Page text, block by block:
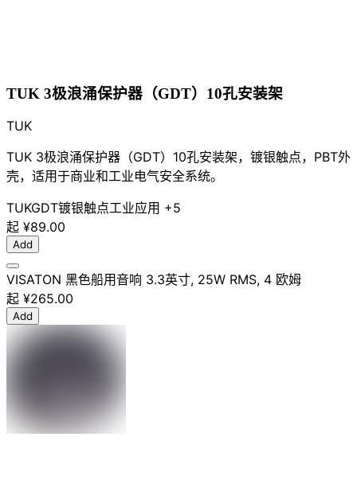
TUK 3极浪涌保护器（GDT）10孔安装架
TUK
TUK 3极浪涌保护器（GDT）10孔安装架，镀银触点，PBT外
壳，适用于商业和工业电气安全系统。
TUKGDT镀银触点工业应用 +5
起 ¥89.00
Add
VISATON 黑色船用音响 3.3英寸, 25W RMS, 4 欧姆
起 ¥265.00
Add